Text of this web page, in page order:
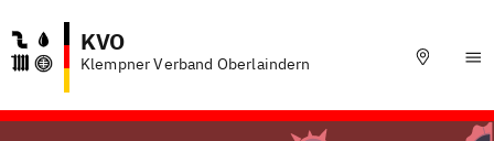
KVO
Klempner Verband Oberlaindern